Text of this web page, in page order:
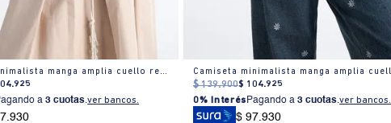
Camiseta minimalista manga amplia cuello redondo para mujer
.925
a3 cuotas.ver bancos.
$ 139.900$ 104.925
0% Interés Pagando a3 cuotas.ver bancos.
$ 97.930